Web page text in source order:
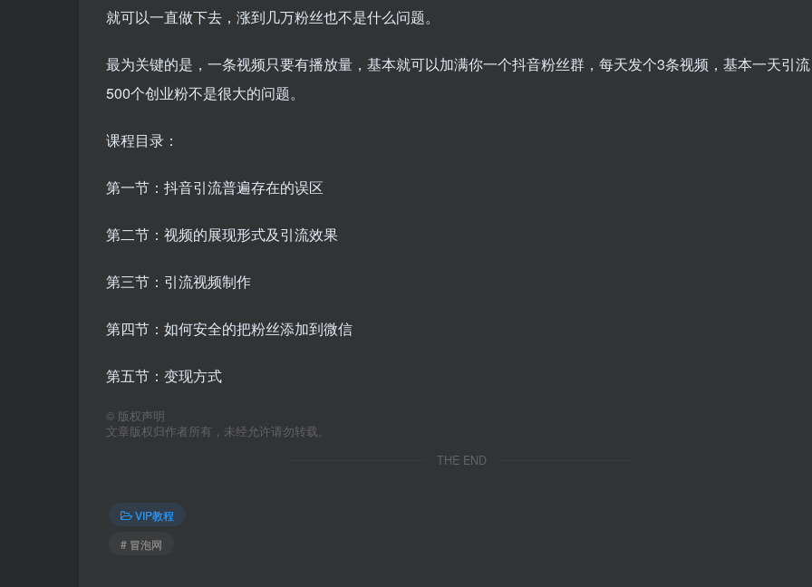
就可以一直做下去，涨到几万粉丝也不是什么问题。
最为关键的是，一条视频只要有播放量，基本就可以加满你一个抖音粉丝群，每天发个3条视频，基本一天引流
500个创业粉不是很大的问题。
课程目录：
第一节：抖音引流普遍存在的误区
第二节：视频的展现形式及引流效果
第三节：引流视频制作
第四节：如何安全的把粉丝添加到微信
第五节：变现方式
© 版权声明
文章版权归作者所有，未经允许请勿转载。
THE END
VIP教程
# 冒泡网